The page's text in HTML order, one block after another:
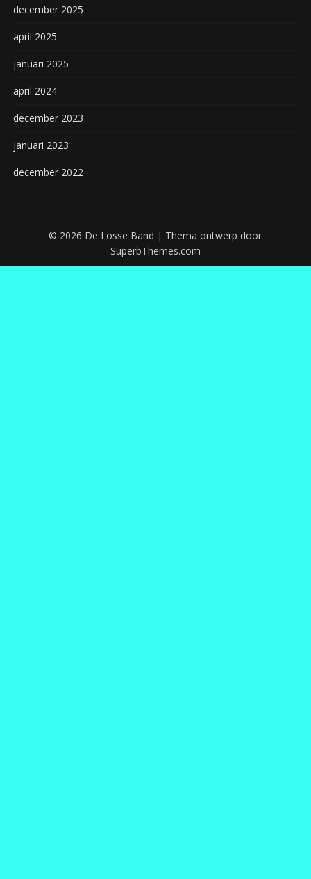
december 2025
april 2025
januari 2025
april 2024
december 2023
januari 2023
december 2022
© 2026 De Losse Band | Thema ontwerp door
SuperbThemes.com